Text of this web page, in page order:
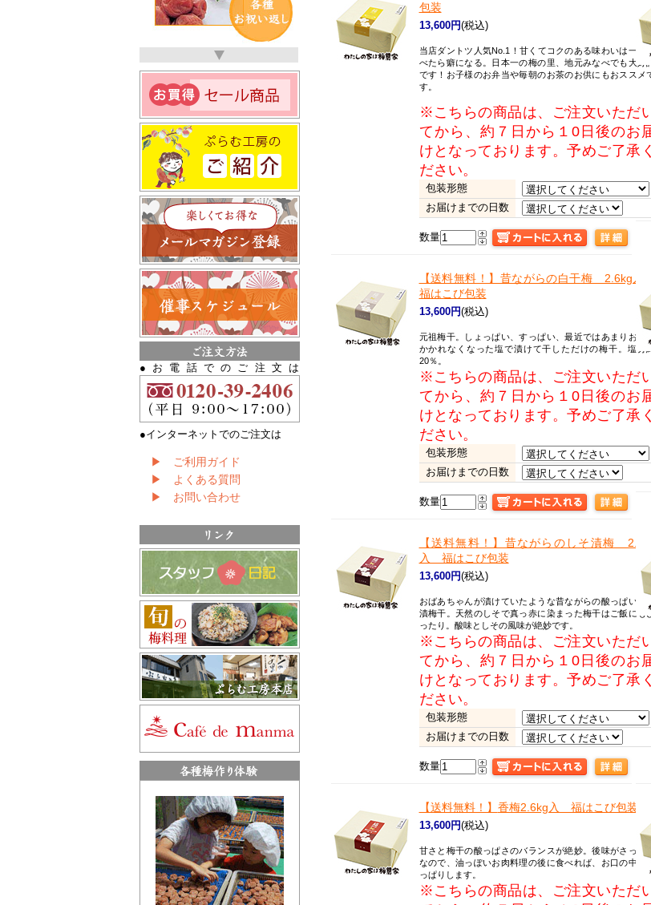
●お電話でのご注文は
●インターネットでのご注文は
▶ ご利用ガイド
▶ よくある質問
▶ お問い合わせ
包装
13,600円(税込)
当店ダントツ人気No.1！甘くてコクのある味わいは一度
べたら癖になる。日本一の梅の里、地元みなべでも大好評
です！お子様のお弁当や毎朝のお茶のお供にもおススメ
す。
※こちらの商品は、ご注文いただ
てから、約７日から１0日後のお
けとなっております。予めご了承く
ださい。
包装形態
お届けまでの日数
数量
【送料無料！】昔ながらの白干梅 2.6kg入
福はこび包装
13,600円(税込)
元祖梅干。しょっぱい、すっぱい、最近ではあまりお目に
かかれなくなった塩で漬けて干しただけの梅干。塩分約
20％。
※こちらの商品は、ご注文いただ
てから、約７日から１0日後のお
けとなっております。予めご了承く
ださい。
包装形態
お届けまでの日数
数量
【送料無料！】昔ながらの しそ漬梅 2.6kg
入 福はこび包装
13,600円(税込)
おばあちゃんが漬けていたような昔ながらの酸っぱいしそ
漬梅干。天然のしそで真っ赤に染まった梅干はご飯にも
ったり。酸味としその風味が絶妙です。
※こちらの商品は、ご注文いただ
てから、約７日から１0日後のお
けとなっております。予めご了承く
ださい。
包装形態
お届けまでの日数
数量
【送料無料！】 香梅2.6kg入 福はこび包装
13,600円(税込)
甘さと梅干の酸っぱさのバランスが絶妙。後味がさっぱり
なので、油っぽいお肉料理の後に食べれば、お口の中が
っぱりします。
※こちらの商品は、ご注文いただ